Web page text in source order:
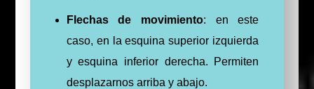
Flechas de movimiento: en este
caso, en la esquina superior izquierda
y esquina inferior derecha. Permiten
desplazarnos arriba y abajo.